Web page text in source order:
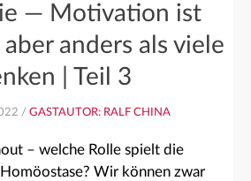
— Motivation ist
anders als viele
| Teil 3
/ GASTAUTOR: RALF CHINA
– welche Rolle spielt die
Wir können zwar